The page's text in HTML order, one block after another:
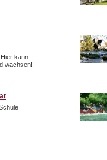
kann
wachsen!